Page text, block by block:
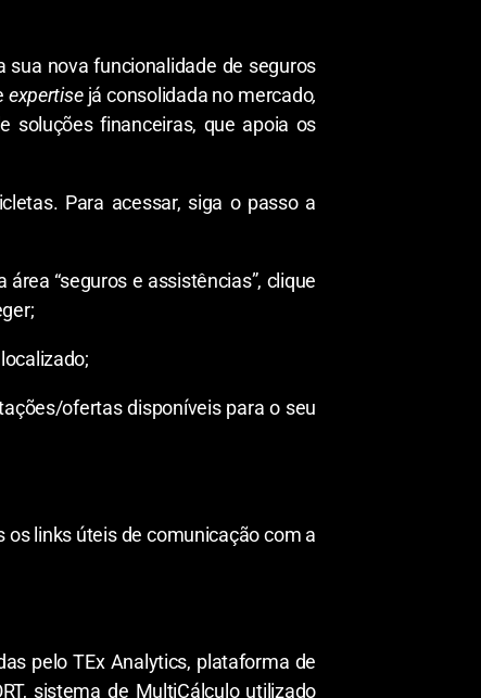
sua nova funcionalidade de seguros
expertise já consolidada no mercado,
soluções financeiras, que apoia os
Para acessar, siga o passo a
“seguros e assistências”, clique
ofertas disponíveis para o seu
links úteis de comunicação com a
pelo TEx Analytics, plataforma de
sistema de MultiCálculo utilizado